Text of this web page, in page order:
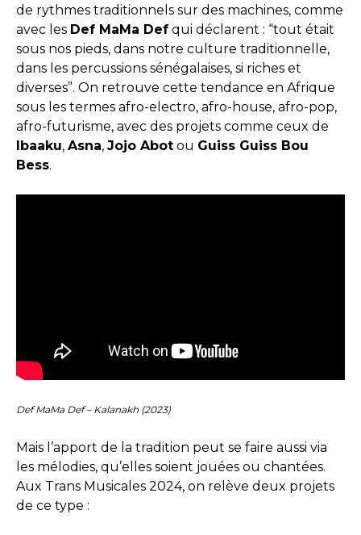
de rythmes traditionnels sur des machines, comme
avec les Def MaMa Def qui déclarent : “tout était
sous nos pieds, dans notre culture traditionnelle,
dans les percussions sénégalaises, si riches et
diverses”. On retrouve cette tendance en Afrique
sous les termes afro-electro, afro-house, afro-pop,
afro-futurisme, avec des projets comme ceux de
Ibaaku, Asna, Jojo Abot ou Guiss Guiss Bou
Bess.
Def MaMa Def – Kalanakh (2023)
Mais l’apport de la tradition peut se faire aussi via
les mélodies, qu’elles soient jouées ou chantées.
Aux Trans Musicales 2024, on relève deux projets
de ce type :